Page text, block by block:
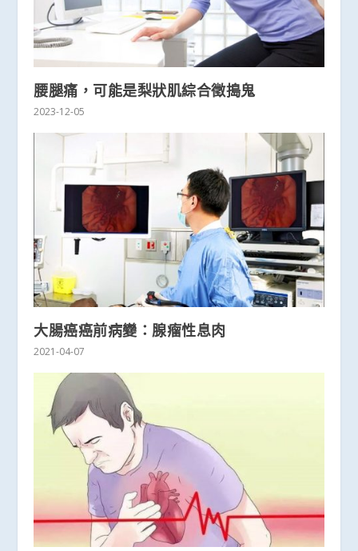
腰腿痛，可能是梨狀肌綜合徵搗鬼
2023-12-05
大腸癌癌前病變：腺瘤性息肉
2021-04-07